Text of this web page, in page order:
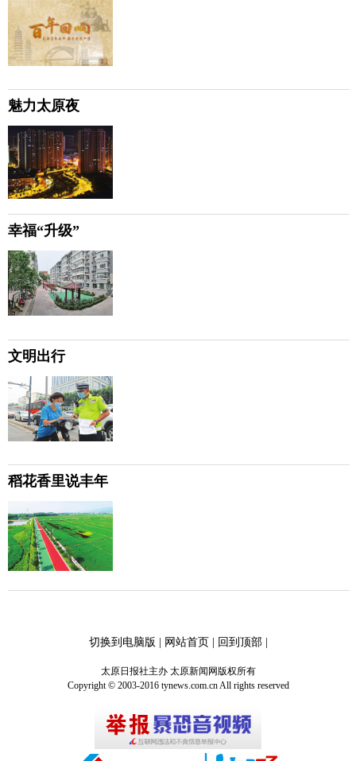
魅力太原夜
幸福“升级”
文明出行
稻花香里说丰年
切换到电脑版 | 网站首页| 回到顶部|
太原日报社主办 太原新闻网版权所有
Copyright © 2003-2016 tynews.com.cn All rights reserved